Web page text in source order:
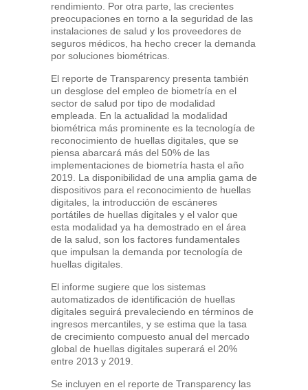
rendimiento. Por otra parte, las crecientes
preocupaciones en torno a la seguridad de las
instalaciones de salud y los proveedores de
seguros médicos, ha hecho crecer la demanda
por soluciones biométricas.
El reporte de Transparency presenta también
un desglose del empleo de biometría en el
sector de salud por tipo de modalidad
empleada. En la actualidad la modalidad
biométrica más prominente es la tecnología de
reconocimiento de huellas digitales, que se
piensa abarcará más del 50% de las
implementaciones de biometría hasta el año
2019. La disponibilidad de una amplia gama de
dispositivos para el reconocimiento de huellas
digitales, la introducción de escáneres
portátiles de huellas digitales y el valor que
esta modalidad ya ha demostrado en el área
de la salud, son los factores fundamentales
que impulsan la demanda por tecnología de
huellas digitales.
El informe sugiere que los sistemas
automatizados de identificación de huellas
digitales seguirá prevaleciendo en términos de
ingresos mercantiles, y se estima que la tasa
de crecimiento compuesto anual del mercado
global de huellas digitales superará el 20%
entre 2013 y 2019.
Se incluyen en el reporte de Transparency las